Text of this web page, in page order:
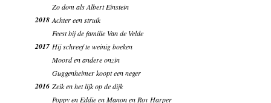
Zo dom als Albert Einstein
2018 Achter een struik
Feest bij de familie Van de Velde
2017 Hij schreef te weinig boeken
Moord en andere onzin
Guggenheimer koopt een neger
2016 Zeik en het lijk op de dijk
Poppy en Eddie en Manon en Roy Harper